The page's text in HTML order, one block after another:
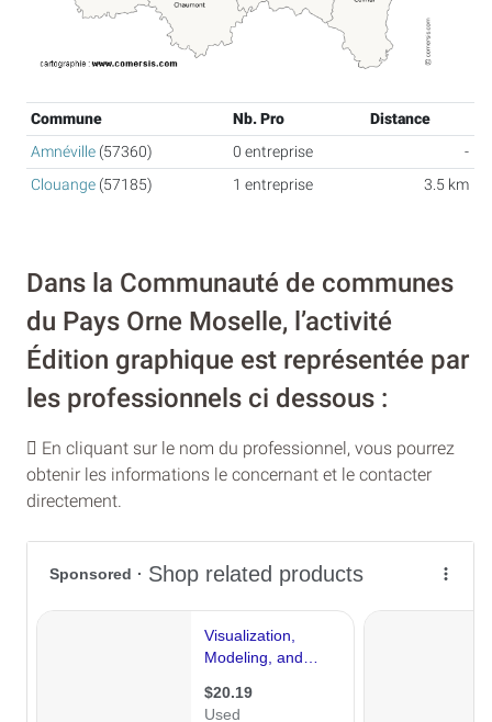
Commune Nb. Pro
Distance
Amnéville (57360) 0 entreprise
-
Clouange (57185) 1 entreprise 3.5 km
Dans la Communauté de communes
du Pays Orne Moselle, l’activité
Édition graphique est représentée par
les professionnels ci dessous :
En cliquant sur le nom du professionnel, vous pourrez
obtenir les informations le concernant et le contacter
directement.